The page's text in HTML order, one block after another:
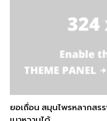
ยอเถื่อน สมุนไพรหลากสร